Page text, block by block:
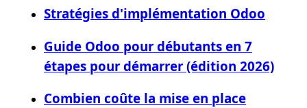
Stratégies d'implémentation Odoo
Guide Odoo pour débutants en 7
étapes pour démarrer (édition 2026)
Combien coûte la mise en place